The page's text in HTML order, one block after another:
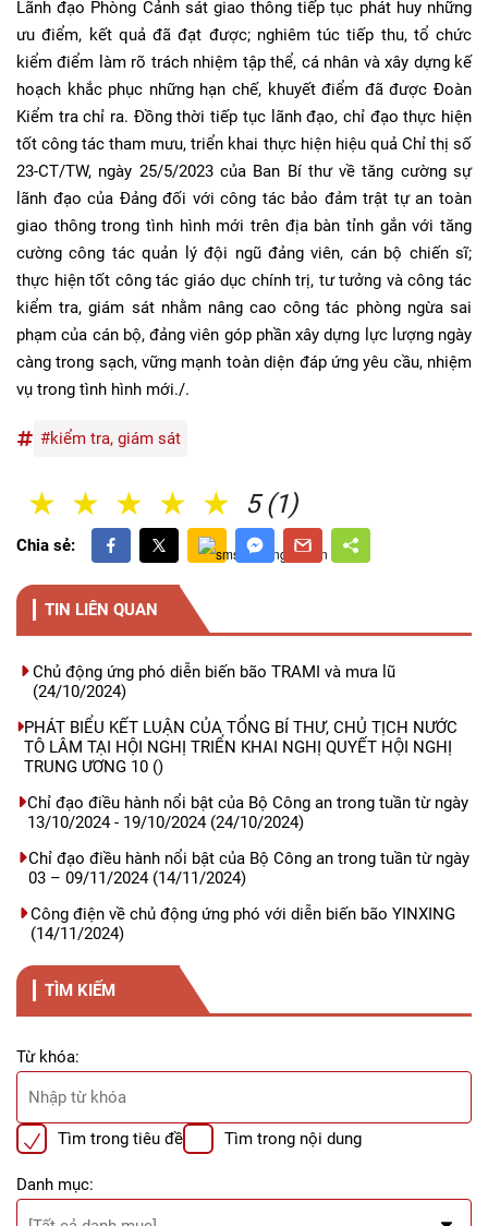
Lãnh đạo Phòng Cảnh sát giao thông tiếp tục phát huy những
ưu điểm, kết quả đã đạt được; nghiêm túc tiếp thu, tổ chức
kiểm điểm làm rõ trách nhiệm tập thể, cá nhân và xây dựng kế
hoạch khắc phục những hạn chế, khuyết điểm đã được Đoàn
Kiểm tra chỉ ra. Đồng thời tiếp tục lãnh đạo, chỉ đạo thực hiện
tốt công tác tham mưu, triển khai thực hiện hiệu quả Chỉ thị số
23-CT/TW, ngày 25/5/2023 của Ban Bí thư về tăng cường sự
lãnh đạo của Đảng đối với công tác bảo đảm trật tự an toàn
giao thông trong tình hình mới trên địa bàn tỉnh gắn với tăng
cường công tác quản lý đội ngũ đảng viên, cán bộ chiến sĩ;
thực hiện tốt công tác giáo dục chính trị, tư tưởng và công tác
kiểm tra, giám sát nhằm nâng cao công tác phòng ngừa sai
phạm của cán bộ, đảng viên góp phần xây dựng lực lượng ngày
càng trong sạch, vững mạnh toàn diện đáp ứng yêu cầu, nhiệm
vụ trong tình hình mới./.
#kiểm tra, giám sát
5 (1)
5 Sao
4 Sao
3 Sao
2 Sao
1 Sao
Chia sẻ:
TIN LIÊN QUAN
Chủ động ứng phó diễn biến bão TRAMI và mưa lũ
(24/10/2024)
PHÁT BIỂU KẾT LUẬN CỦA TỔNG BÍ THƯ, CHỦ TỊCH NƯỚC
TÔ LÂM TẠI HỘI NGHỊ TRIỂN KHAI NGHỊ QUYẾT HỘI NGHỊ
TRUNG ƯƠNG 10 ()
Chỉ đạo điều hành nổi bật của Bộ Công an trong tuần từ ngày
13/10/2024 - 19/10/2024(24/10/2024)
Chỉ đạo điều hành nổi bật của Bộ Công an trong tuần từ ngày
03 – 09/11/2024(14/11/2024)
Công điện về chủ động ứng phó với diễn biến bão YINXING
(14/11/2024)
TÌM KIẾM
Từ khóa:
Tìm trong tiêu đề Tìm trong nội dung
Danh mục: